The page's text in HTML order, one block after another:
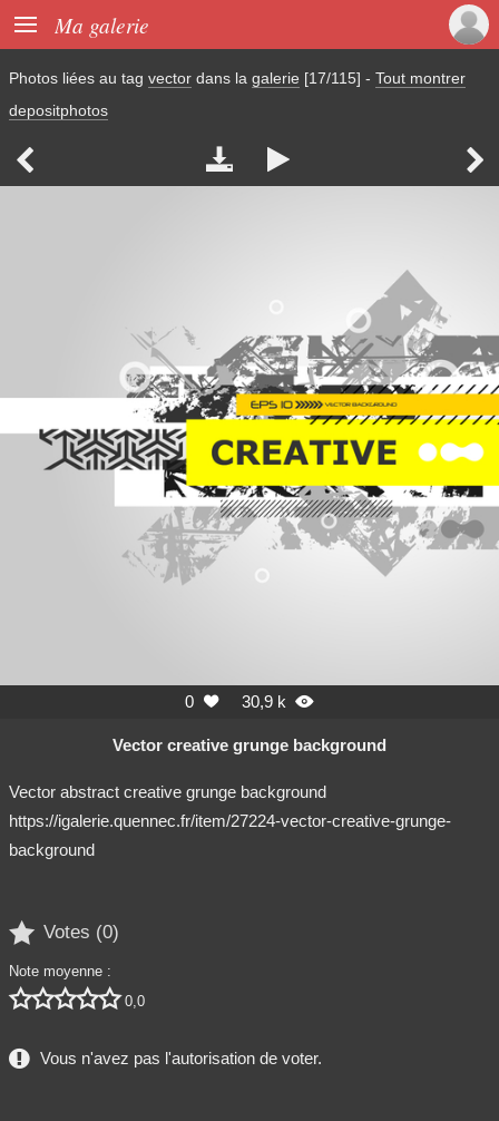
 Ma galerie
Photos liées au tag vector dans la galerie [17/115] - Tout montrer
depositphotos
   
0  30,9 k 
Vector creative grunge background
Vector abstract creative grunge background
https://igalerie.quennec.fr/item/27224-vector-creative-grunge-
background
 Votes (0)
Note moyenne :
 0,0
Vous n'avez pas l'autorisation de voter.